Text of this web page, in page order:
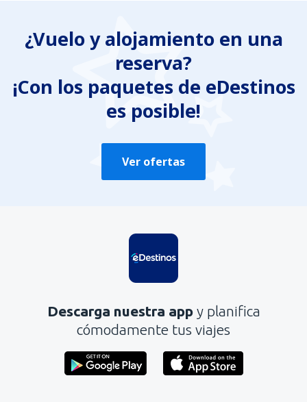
Contiene información incorrecta
No profundiza en el tema
Es demasiado largo
¿Vuelo y alojamiento en una
reserva?
¡Con los paquetes de eDestinos
es posible!
Ver ofertas
Descarga nuestra app y planifica
cómodamente tus viajes